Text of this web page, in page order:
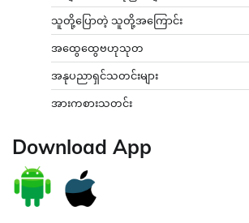
သူတို့ပြောတဲ့ သူတို့အကြောင်း
အထွေထွေဗဟုသုတ
အနုပညာရှင်သတင်းများ
အားကစားသတင်း
Download App